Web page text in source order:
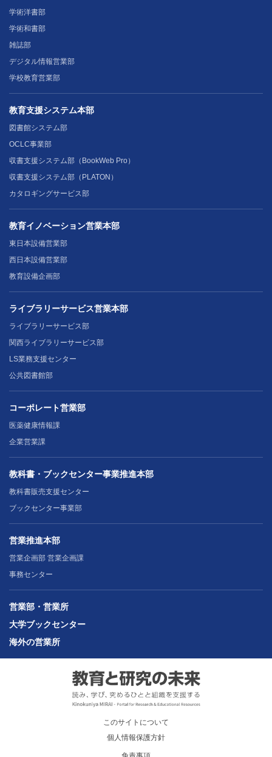
学術洋書部
学術和書部
雑誌部
デジタル情報営業部
学校教育営業部
教育支援システム本部
図書館システム部
OCLC事業部
収書支援システム部（BookWeb Pro）
収書支援システム部（PLATON）
カタロギングサービス部
教育イノベーション営業本部
東日本設備営業部
西日本設備営業部
教育設備企画部
ライブラリーサービス営業本部
ライブラリーサービス部
関西ライブラリーサービス部
LS業務支援センター
公共図書館部
コーポレート営業部
医薬健康情報課
企業営業課
教科書・ブックセンター事業推進本部
教科書販売支援センター
ブックセンター事業部
営業推進本部
営業企画部 営業企画課
事務センター
営業部・営業所
大学ブックセンター
海外の営業所
このサイトについて
個人情報保護方針